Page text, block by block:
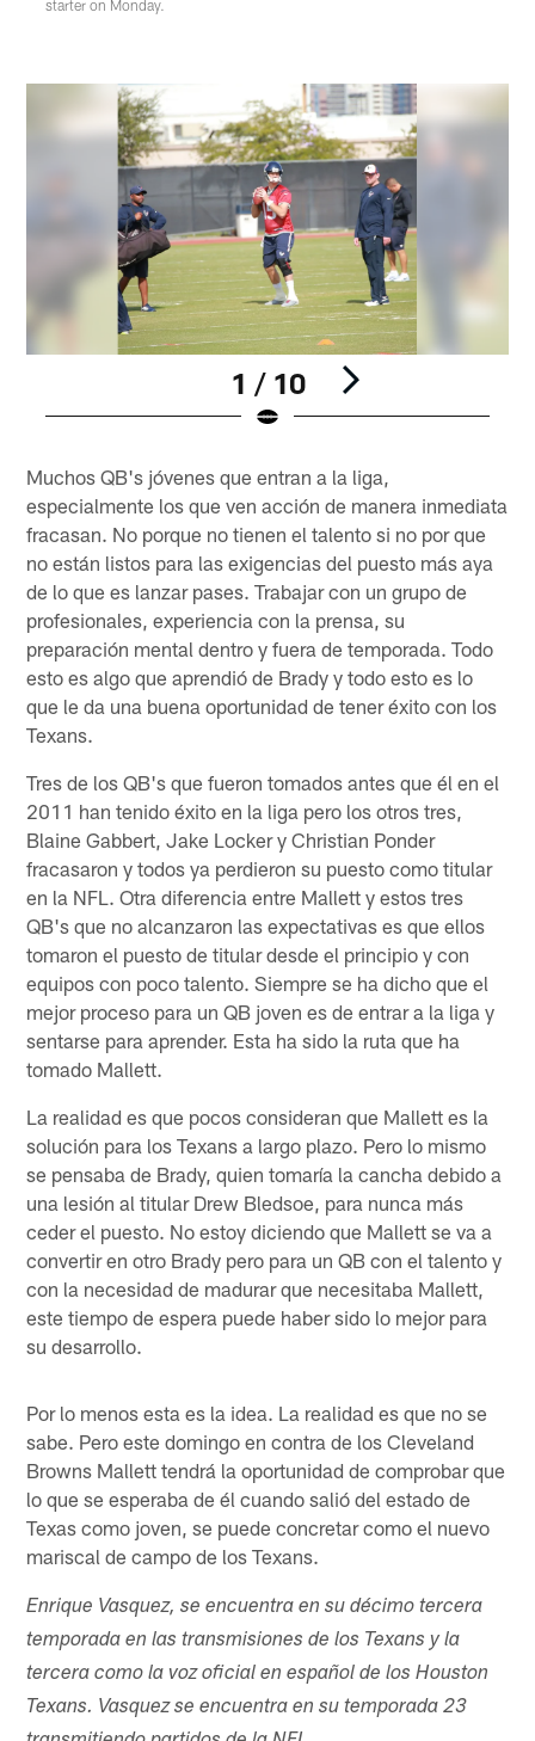
starter on Monday.
1 / 10
Muchos QB's jóvenes que entran a la liga,
especialmente los que ven acción de manera inmediata
fracasan. No porque no tienen el talento si no por que
no están listos para las exigencias del puesto más aya
de lo que es lanzar pases. Trabajar con un grupo de
profesionales, experiencia con la prensa, su
preparación mental dentro y fuera de temporada. Todo
esto es algo que aprendió de Brady y todo esto es lo
que le da una buena oportunidad de tener éxito con los
Texans.
Tres de los QB's que fueron tomados antes que él en el
2011 han tenido éxito en la liga pero los otros tres,
Blaine Gabbert, Jake Locker y Christian Ponder
fracasaron y todos ya perdieron su puesto como titular
en la NFL. Otra diferencia entre Mallett y estos tres
QB's que no alcanzaron las expectativas es que ellos
tomaron el puesto de titular desde el principio y con
equipos con poco talento. Siempre se ha dicho que el
mejor proceso para un QB joven es de entrar a la liga y
sentarse para aprender. Esta ha sido la ruta que ha
tomado Mallett.
La realidad es que pocos consideran que Mallett es la
solución para los Texans a largo plazo. Pero lo mismo
se pensaba de Brady, quien tomaría la cancha debido a
una lesión al titular Drew Bledsoe, para nunca más
ceder el puesto. No estoy diciendo que Mallett se va a
convertir en otro Brady pero para un QB con el talento y
con la necesidad de madurar que necesitaba Mallett,
este tiempo de espera puede haber sido lo mejor para
su desarrollo.
Por lo menos esta es la idea. La realidad es que no se
sabe. Pero este domingo en contra de los Cleveland
Browns Mallett tendrá la oportunidad de comprobar que
lo que se esperaba de él cuando salió del estado de
Texas como joven, se puede concretar como el nuevo
mariscal de campo de los Texans.
Enrique Vasquez, se encuentra en su décimo tercera
temporada en las transmisiones de los Texans y la
tercera como la voz oficial en español de los Houston
Texans. Vasquez se encuentra en su temporada 23